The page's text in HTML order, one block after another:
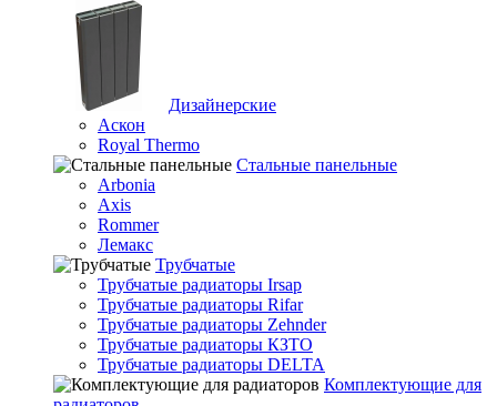
Дизайнерские
Аскон
Royal Thermo
Стальные панельные
Arbonia
Axis
Rommer
Лемакс
Трубчатые
Трубчатые радиаторы Irsap
Трубчатые радиаторы Rifar
Трубчатые радиаторы Zehnder
Трубчатые радиаторы КЗТО
Трубчатые радиаторы DELTA
Комплектующие для